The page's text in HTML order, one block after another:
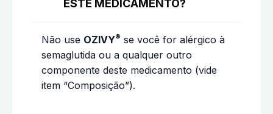
ESTE MEDICAMENTO?
Não use OZIVY® se você for alérgico à
semaglutida ou a qualquer outro
componente deste medicamento (vide
item “Composição”).